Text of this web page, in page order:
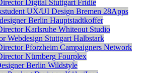
Digital Stuttgart Fridie
UX/UI Design Bremen 28Apps
Berlin Hauptstadtkoffer
Karlsruhe Whiteout Studio
Webdesign Stuttgart Halbstark
Pforzheim Campaigners Network
Nürnberg Fourplex
Berlin Wildstyle